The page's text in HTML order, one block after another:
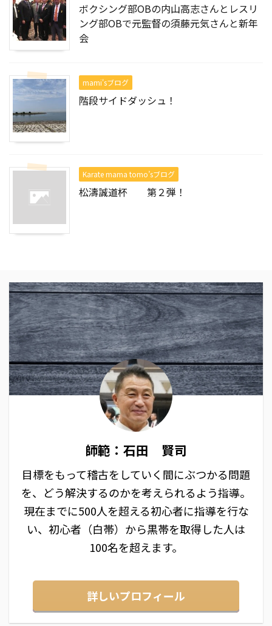
ボクシング部OBの内山高志さんとレスリ
ング部OBで元監督の須藤元気さんと新年
会
mami'sブログ
階段サイドダッシュ！
Karate mama tomo’sブログ
松濤誠道杯 第２弾！
師範：石田 賢司
目標をもって稽古をしていく間にぶつかる問題
を、どう解決するのかを考えられるよう指導。
現在までに500人を超える初心者に指導を行な
い、初心者（白帯）から黒帯を取得した人は
100名を超えます。
詳しいプロフィール